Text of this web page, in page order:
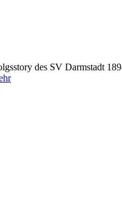
des SV Darmstadt